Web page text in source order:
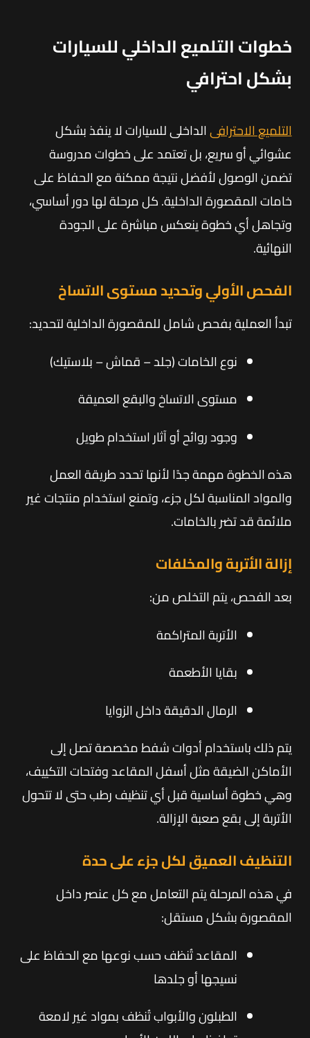
خطوات التلميع الداخلي للسيارات
بشكل احترافي
التلميع الاحترافىالداخلى للسيارات لا ينفذ بشكل
عشوائي أو سريع، بل تعتمد على خطوات مدروسة
تضمن الوصول لأفضل نتيجة ممكنة مع الحفاظ على
خامات المقصورة الداخلية. كل مرحلة لها دور أساسي،
وتجاهل أي خطوة ينعكس مباشرة على الجودة
النهائية.
الفحص الأولي وتحديد مستوى الاتساخ
تبدأ العملية بفحص شامل للمقصورة الداخلية لتحديد:
نوع الخامات (جلد – قماش – بلاستيك)
مستوى الاتساخ والبقع العميقة
وجود روائح أو آثار استخدام طويل
هذه الخطوة مهمة جدًا لأنها تحدد طريقة العمل
والمواد المناسبة لكل جزء، وتمنع استخدام منتجات غير
ملائمة قد تضر بالخامات.
إزالة الأتربة والمخلفات
بعد الفحص، يتم التخلص من:
الأتربة المتراكمة
بقايا الأطعمة
الرمال الدقيقة داخل الزوايا
يتم ذلك باستخدام أدوات شفط مخصصة تصل إلى
الأماكن الضيقة مثل أسفل المقاعد وفتحات التكييف،
وهي خطوة أساسية قبل أي تنظيف رطب حتى لا تتحول
الأتربة إلى بقع صعبة الإزالة.
التنظيف العميق لكل جزء على حدة
في هذه المرحلة يتم التعامل مع كل عنصر داخل
المقصورة بشكل مستقل:
المقاعد تُنظف حسب نوعها مع الحفاظ على
نسيجها أو جلدها
الطبلون والأبواب تُنظف بمواد غير لامعة